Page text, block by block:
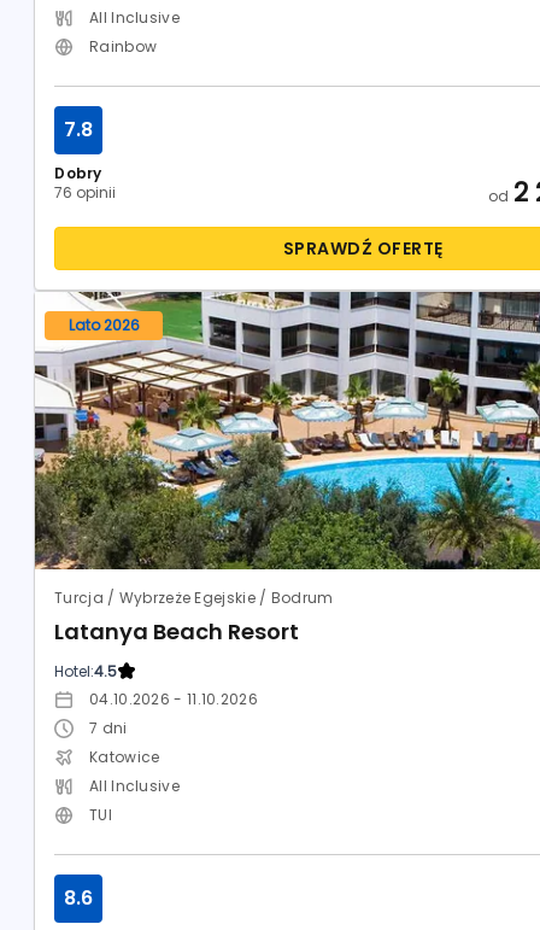
All Inclusive
Rainbow
Dobry
76 opinii
7.8
od 2
SPRAWDŹ OFERTĘ
Lato 2026
Turcja / Wybrzeże Egejskie / Bodrum
Latanya Beach Resort
Hotel:4.5
04.10.2026 - 11.10.2026
7 dni
Katowice
All Inclusive
TUI
8.6